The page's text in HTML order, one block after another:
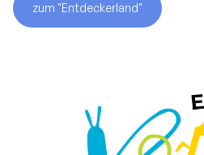
zum "Entdeckerland"